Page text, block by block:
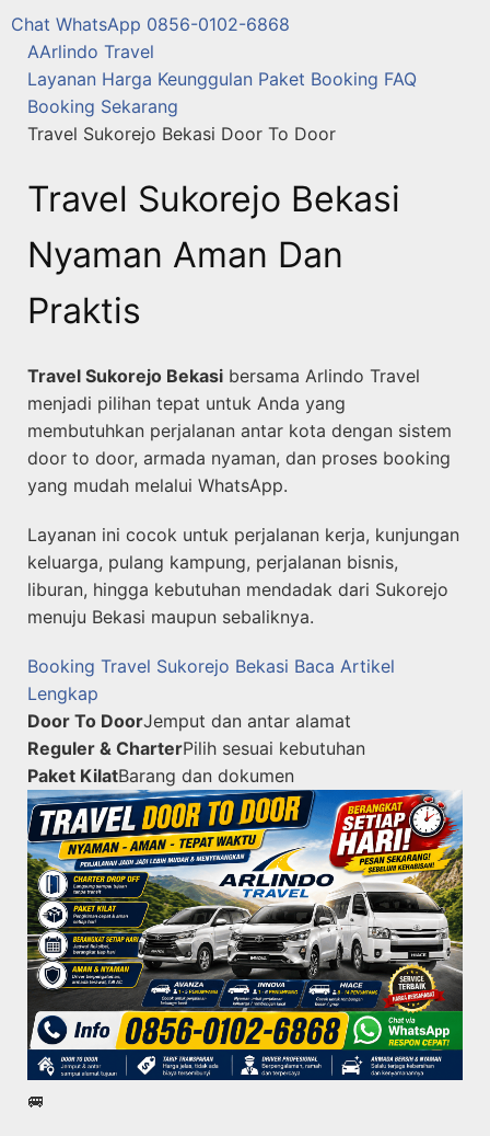
Chat WhatsApp 0856-0102-6868
AArlindo Travel
Layanan Harga Keunggulan Paket Booking FAQ
Booking Sekarang
Travel Sukorejo Bekasi Door To Door
Travel Sukorejo Bekasi
Nyaman Aman Dan
Praktis
Travel Sukorejo Bekasi bersama Arlindo Travel
menjadi pilihan tepat untuk Anda yang
membutuhkan perjalanan antar kota dengan sistem
door to door, armada nyaman, dan proses booking
yang mudah melalui WhatsApp.
Layanan ini cocok untuk perjalanan kerja, kunjungan
keluarga, pulang kampung, perjalanan bisnis,
liburan, hingga kebutuhan mendadak dari Sukorejo
menuju Bekasi maupun sebaliknya.
Booking Travel Sukorejo Bekasi Baca Artikel
Lengkap
Door To DoorJemput dan antar alamat
Reguler & CharterPilih sesuai kebutuhan
Paket KilatBarang dan dokumen
🚐